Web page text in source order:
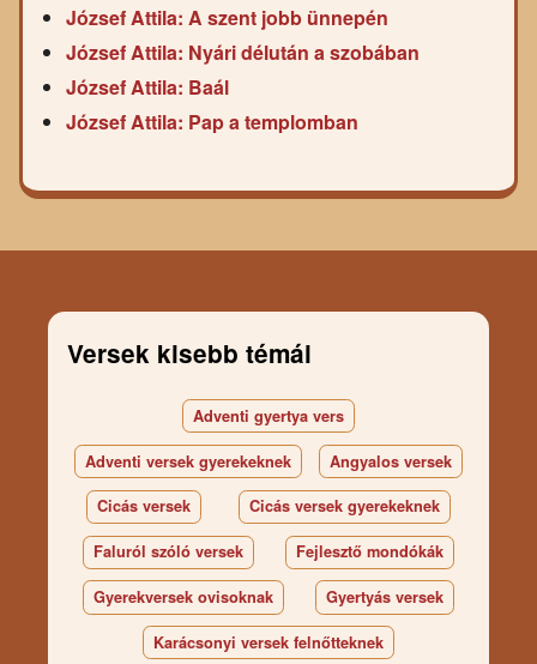
József Attila: A szent jobb ünnepén
József Attila: Nyári délután a szobában
József Attila: Baál
József Attila: Pap a templomban
Versek kisebb témái
Adventi gyertya vers
Adventi versek gyerekeknek Angyalos versek
Cicás versek Cicás versek gyerekeknek
Faluról szóló versek Fejlesztő mondókák
Gyerekversek ovisoknak Gyertyás versek
Karácsonyi versek felnőtteknek